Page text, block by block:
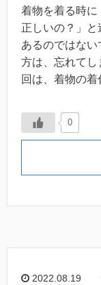
着物を着る時
正しいの？」
あるのではな
方は、忘れてし
回は、着物の
0
2022.08.19